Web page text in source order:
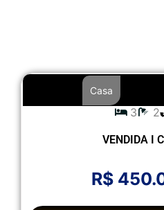
Casa
3 2
VENDIDA I
R$